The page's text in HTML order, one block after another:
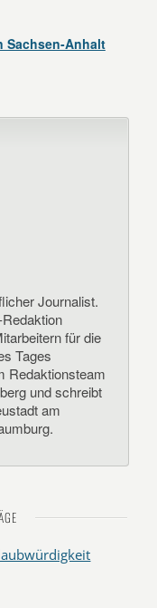
Sachsen-Anhalt
Journalist.
für die
Tages
Redaktionsteam
und schreibt
am